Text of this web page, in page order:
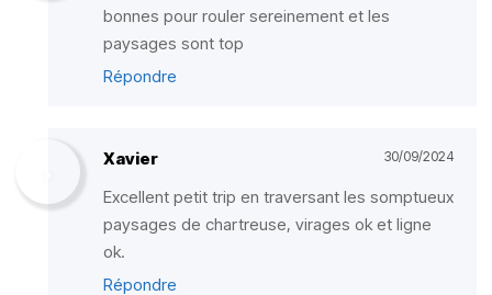
bonnes pour rouler sereinement et les
paysages sont top
Répondre
Xavier 30/09/2024
Excellent petit trip en traversant les somptueux
paysages de chartreuse, virages ok et ligne
ok.
Répondre